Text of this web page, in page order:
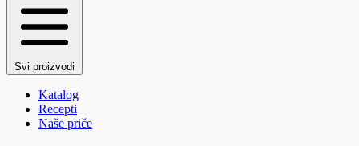
Svi proizvodi
Katalog
Recepti
Naše priče